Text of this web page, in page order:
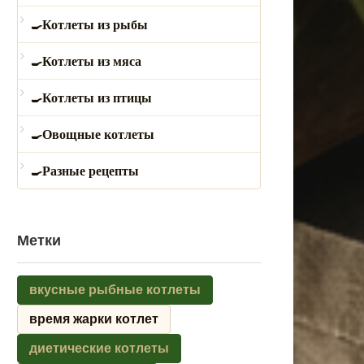
Котлеты из рыбы
Котлеты из мяса
Котлеты из птицы
Овощные котлеты
Разные рецепты
Метки
вкусные рыбные котлеты
время жарки котлет
диетические котлеты